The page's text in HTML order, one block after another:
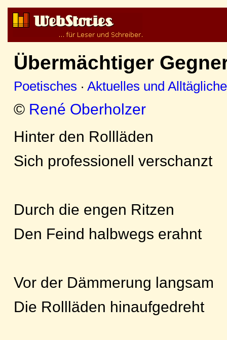
Übermächtiger
Poetisches · Aktuelles und
© René Oberholzer
Hinter den Rollläden
Sich professionell verschanzt
Durch die engen Ritzen
Den Feind halbwegs erahnt
Vor der Dämmerung langsam
Die Rollläden hinaufgedreht